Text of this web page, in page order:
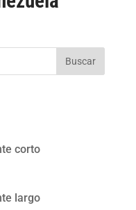
Buscar
corto
largo